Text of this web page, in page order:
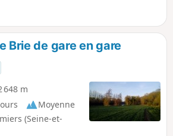
Européen",
de
Nord jusqu'à
leurs voyages
la France,
pour
en Ile-
de 150km, a
l'empreinte
Brie de gare en gare
648 m
Moyenne
(Seine-et-